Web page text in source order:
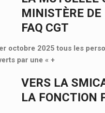
MINISTÈRE DE
FAQ CGT
octobre 2025 tous les
par une « +
VERS LA
LA FONCTION